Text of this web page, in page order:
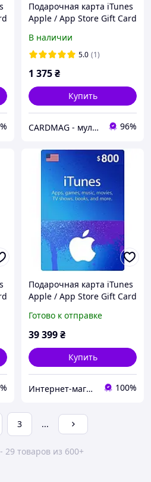
Подарочная карта iTunes
Apple / App Store Gift Card
регион
В наличии
5.0 (1)
1 375₴
Купить
CARDMAG - мультивалютный платежный сервис 96%
Подарочная карта iTunes
Apple / App Store Gift Card
Готово к отправке
39 399₴
Купить
Интернет-магазин "KeyStoreGame" 100%
3 ...
29 товаров из 600+